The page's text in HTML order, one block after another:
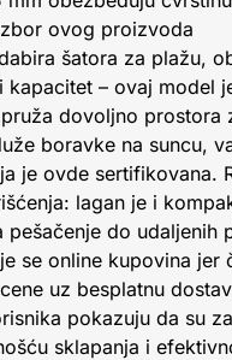
ovog proizvoda
šatora za plažu,
kapacitet – ovaj model
dovoljno prostora
boravke na suncu,
je ovde sertifikovana.
lagan je i
pešačenje do udaljenih
se online kupovina jer
uz besplatnu
pokazuju da su
sklapanja i